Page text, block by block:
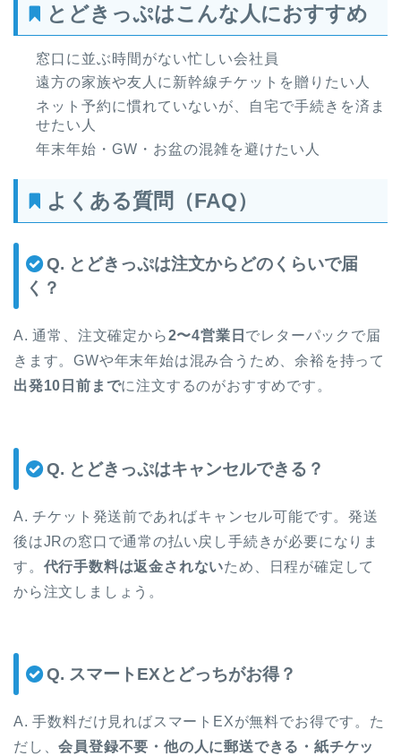
とどきっぷはこんな人におすすめ
窓口に並ぶ時間がない忙しい会社員
遠方の家族や友人に新幹線チケットを贈りたい人
ネット予約に慣れていないが、自宅で手続きを済ま
せたい人
年末年始・GW・お盆の混雑を避けたい人
よくある質問（FAQ）
Q. とどきっぷは注文からどのくらいで届
く？
A. 通常、注文確定から2〜4営業日 でレターパックで届
きます。GWや年末年始は混み合うため、余裕を持って
出発10日前までに注文するのがおすすめです。
Q. とどきっぷはキャンセルできる？
A. チケット発送前であればキャンセル可能です。発送
後はJRの窓口で通常の払い戻し手続きが必要になりま
す。 代行手数料は返金されないため、日程が確定して
から注文しましょう。
Q. スマートEXとどっちがお得？
A. 手数料だけ見ればスマートEXが無料でお得です。た
だし、会員登録不要・他の人に郵送できる・紙チケッ